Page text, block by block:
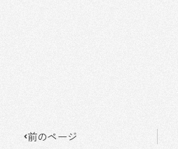
前のページ